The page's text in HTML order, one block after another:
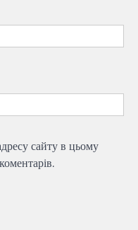
сайту в цьому